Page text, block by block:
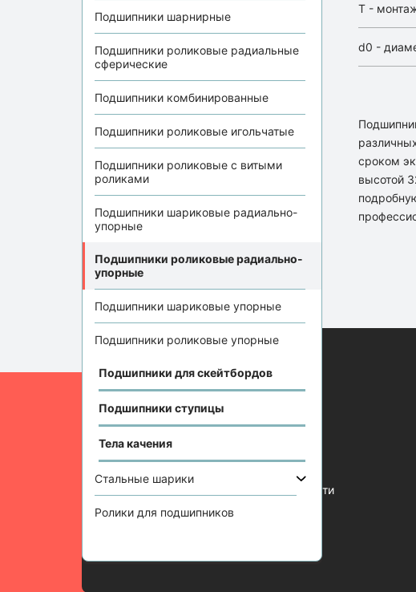
Подшипники шарнирные
Подшипники роликовые радиальные
сферические
Подшипники комбинированные
Подшипники роликовые игольчатые
Подшипники роликовые с витыми
роликами
Подшипники шариковые радиально-
упорные
Подшипники роликовые радиально-
упорные
Подшипники шариковые упорные
Подшипники роликовые упорные
Подшипники для скейтбордов
Подшипники ступицы
Тела качения
Стальные шарики
Ролики для подшипников
T -
d0 -
сроком
высотой
Информация
Отзывы
Статьи
Контакты
Политика конфиденциальности